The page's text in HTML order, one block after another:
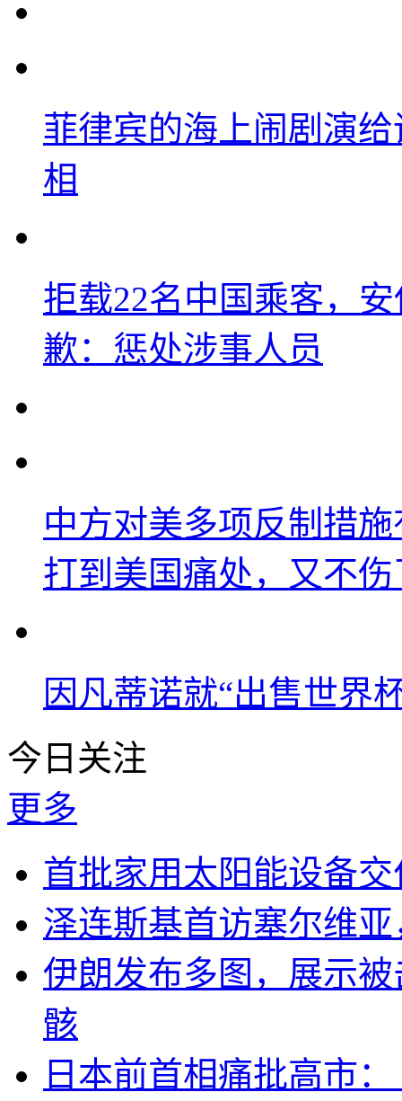
菲律宾的海上闹剧演
相
拒载22名中国乘客，
歉：惩处涉事人员
中方对美多项反制措
打到美国痛处，又不
因凡蒂诺就“出售世界
今日关注
更多
首批家用太阳能设备
泽连斯基首访塞尔维
伊朗发布多图，展示
骸
日本前首相痛批高市